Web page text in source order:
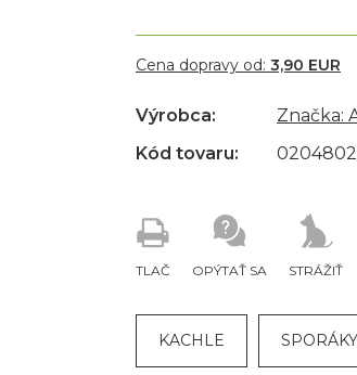
TLAČ OPÝTAŤ SA STRÁŽIŤ
Cena dopravy od: 3,90 EUR
Výrobca:
Značka:
Kód tovaru:
0204802
KACHLE